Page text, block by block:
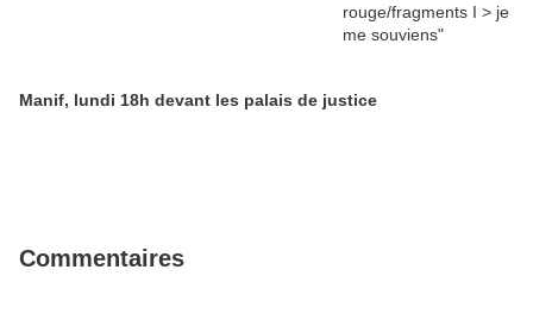
Manif, lundi 18h devant les palais de justice
Commentaires